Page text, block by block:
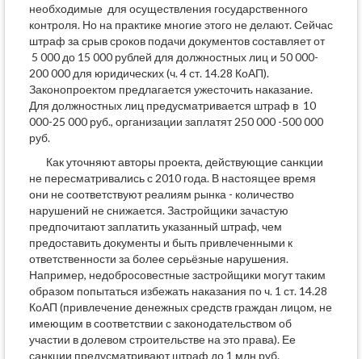
необходимые для осуществления государственного
контроля. Но на практике многие этого не делают. Сейчас
штраф за срыв сроков подачи документов составляет от
5 000 до 15 000 рублей для должностных лиц и 50 000-
200 000 для юридических (ч. 4 ст. 14.28 КоАП).
Законопроектом предлагается ужесточить наказание.
Для должностных лиц предусматривается штраф в 10
000-25 000 руб., организации заплатят 250 000 -500 000
руб.
Как уточняют авторы проекта, действующие санкции
не пересматривались с 2010 года. В настоящее время
они не соответствуют реалиям рынка - количество
нарушений не снижается. Застройщики зачастую
предпочитают заплатить указанный штраф, чем
предоставить документы и быть привлеченными к
ответственности за более серьёзные нарушения.
Например, недобросовестные застройщики могут таким
образом попытаться избежать наказания по ч. 1 ст. 14.28
КоАП (привлечение денежных средств граждан лицом, не
имеющим в соответствии с законодательством об
участии в долевом строительстве на это права). Ее
санкции предусматривают штраф до 1 млн руб.